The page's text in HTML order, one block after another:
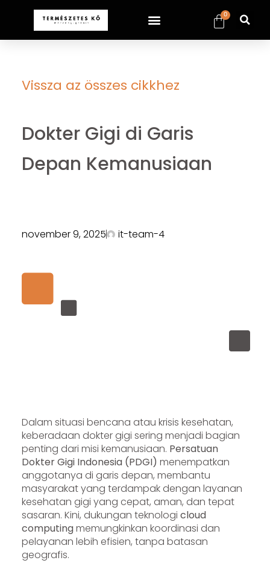
0
Vissza az összes cikkhez
Dokter Gigi di Garis
Depan Kemanusiaan
november 9, 2025 it-team-4
Dalam situasi bencana atau krisis kesehatan,
keberadaan dokter gigi sering menjadi bagian
penting dari misi kemanusiaan. Persatuan
Dokter Gigi Indonesia (PDGI) menempatkan
anggotanya di garis depan, membantu
masyarakat yang terdampak dengan layanan
kesehatan gigi yang cepat, aman, dan tepat
sasaran. Kini, dukungan teknologi cloud
computingmemungkinkan koordinasi dan
pelayanan lebih efisien, tanpa batasan
geografis.